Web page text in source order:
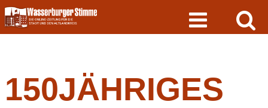
Skip
to
content
150JÄHRIGES